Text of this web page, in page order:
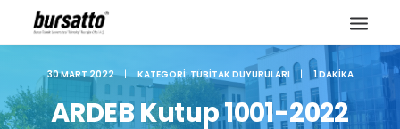
30 MART 2022 | KATEGORI:TÜBITAK DUYURULARI | 1 DAKIKA
ARDEB Kutup 1001-2022